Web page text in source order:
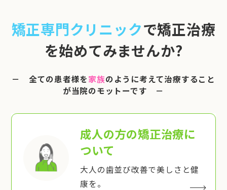
※日曜は不定期で診療してい
ます
矯正専門クリニックで矯正治療
を始めてみませんか?
－ 全ての患者様を家族のように考えて治療すること
が当院のモットーです －
成人の方の矯正治療に
ついて
大人の歯並び改善で美しさと健
康を。